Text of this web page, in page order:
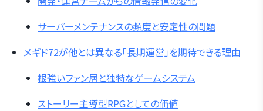
サーバーメンテナンスの頻度と安定性の問題
メギド72が他とは異なる「長期運営」を期待できる理由
根強いファン層と独特なゲームシステム
ストーリー主導型RPGとしての価値